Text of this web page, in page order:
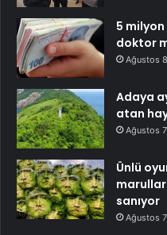
5
doktor
Ağustos
Adaya
atan
Ağustos
Ünlü
sanıyor
Ağustos